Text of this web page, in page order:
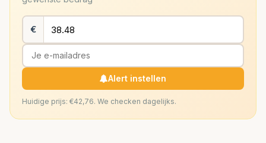
€
Alert instellen
Huidige prijs: €42,76. We checken dagelijks.